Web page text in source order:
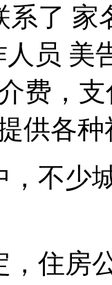
了 家
员 美
费，
供各
，不少
住房